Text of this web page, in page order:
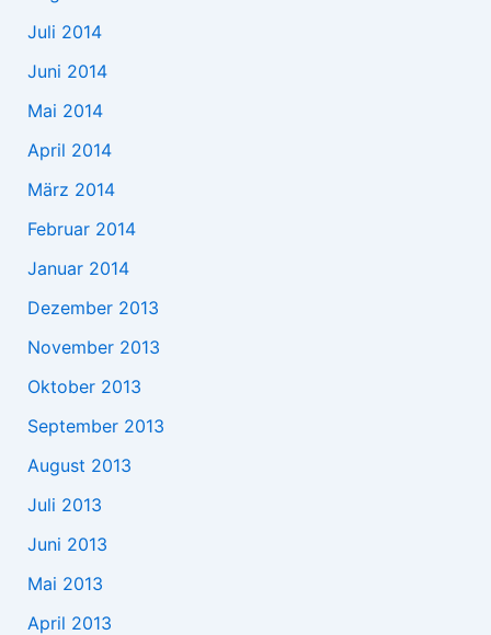
Juli 2014
Juni 2014
Mai 2014
April 2014
März 2014
Februar 2014
Januar 2014
Dezember 2013
November 2013
Oktober 2013
September 2013
August 2013
Juli 2013
Juni 2013
Mai 2013
April 2013